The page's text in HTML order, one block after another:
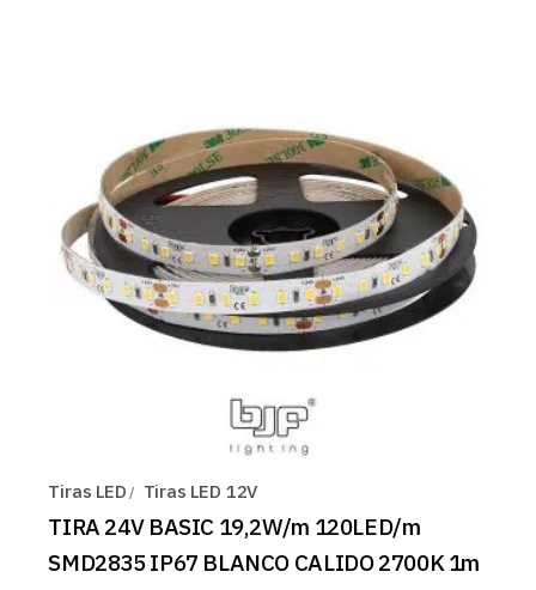
Tiras LED Tiras LED 12V
TIRA 24V BASIC 19,2W/m 120LED/m
SMD2835 IP67 BLANCO CALIDO 2700K 1m